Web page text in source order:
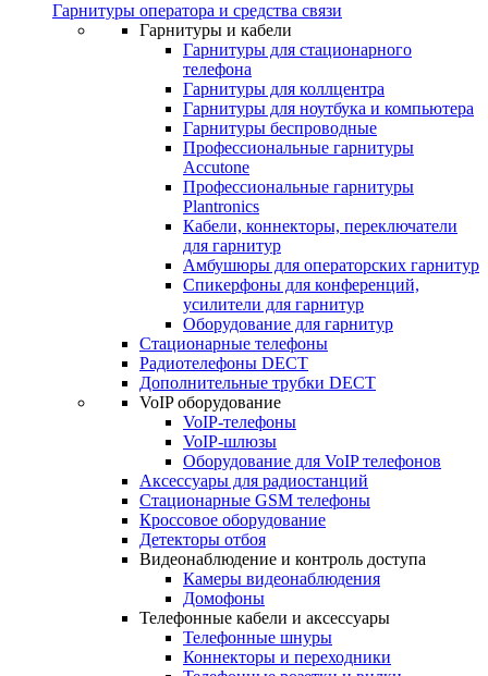
Гарнитуры оператора и средства связи
Гарнитуры и кабели
Гарнитуры для стационарного
телефона
Гарнитуры для коллцентра
Гарнитуры для ноутбука и компьютера
Гарнитуры беспроводные
Профессиональные гарнитуры
Accutone
Профессиональные гарнитуры
Plantronics
Кабели, коннекторы, переключатели
для гарнитур
Амбушюры для операторских гарнитур
Cпикерфоны для конференций,
усилители для гарнитур
Оборудование для гарнитур
Стационарные телефоны
Радиотелефоны DECT
Дополнительные трубки DECT
VoIP оборудование
VoIP-телефоны
VoIP-шлюзы
Оборудование для VoIP телефонов
Аксессуары для радиостанций
Стационарные GSM телефоны
Кроссовое оборудование
Детекторы отбоя
Видеонаблюдение и контроль доступа
Камеры видеонаблюдения
Домофоны
Телефонные кабели и аксессуары
Телефонные шнуры
Коннекторы и переходники